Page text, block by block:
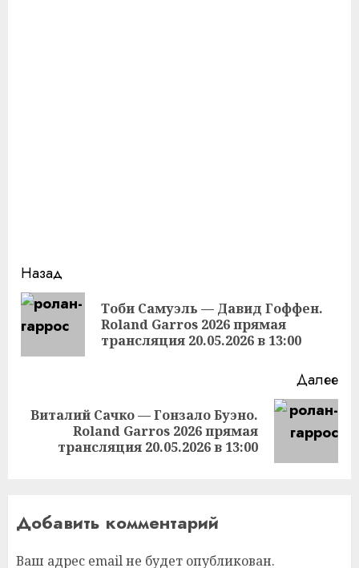
Продолжить
чтение
Назад
Тоби Самуэль — Давид Гоффен.
Roland Garros 2026 прямая
трансляция 20.05.2026 в 13:00
Далее
Следующая
запись:
Виталий Сачко — Гонзало Буэно.
Roland Garros 2026 прямая
трансляция 20.05.2026 в 13:00
Добавить комментарий
Ваш адрес email не будет опубликован.